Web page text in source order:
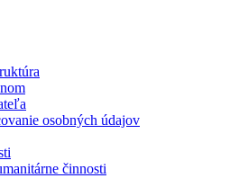
osobných údajov
činnosti